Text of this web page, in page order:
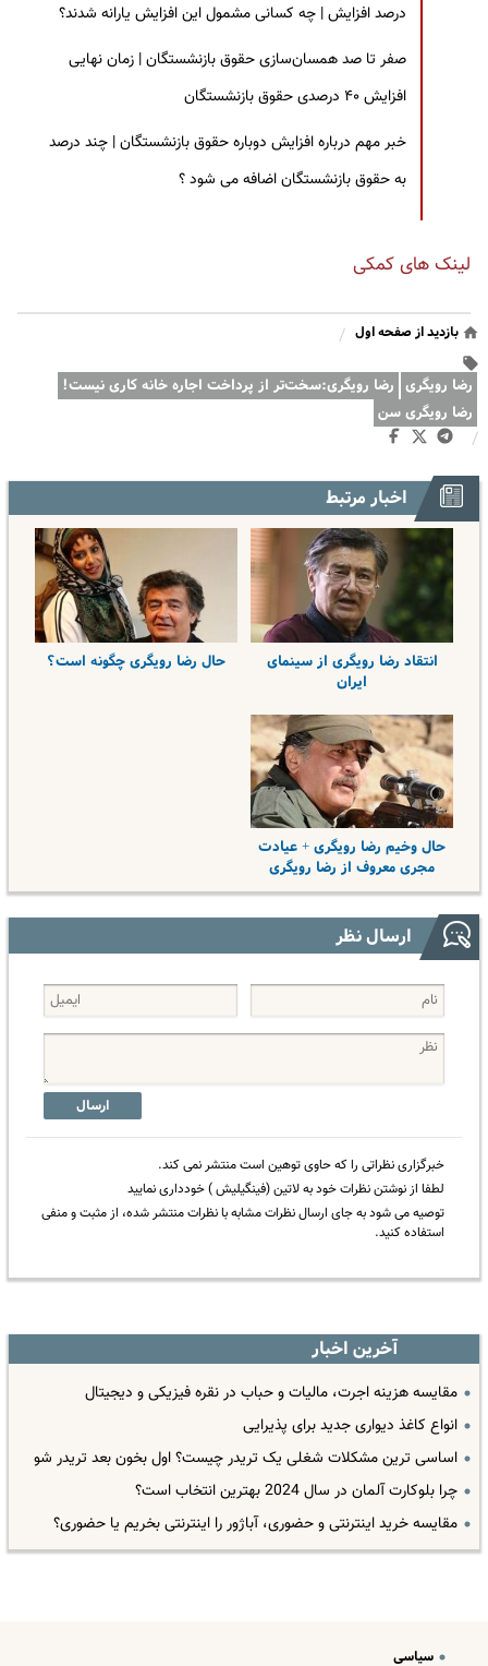
درصد افزایش | چه کسانی مشمول این افزایش یارانه شدند؟
صفر تا صد همسان‌سازی حقوق بازنشستگان | زمان نهایی
افزایش ۴۰ درصدی حقوق بازنشستگان
خبر مهم درباره افزایش دوباره حقوق بازنشستگان | چند درصد
به حقوق بازنشستگان اضافه می شود ؟
لینک های کمکی
بازدید از صفحه اول /
رضا رویگری رضا رویگری:سخت‌تر از پرداخت اجاره خانه کاری نیست!
رضا رویگری سن
/
اخبار مرتبط
انتقاد رضا رویگری از سینمای
ایران
حال رضا رویگری چگونه است؟
حال وخیم رضا رویگری + عیادت
مجری معروف از رضا رویگری
ارسال نظر
ارسال
خبرگزاری نظراتی را که حاوی توهین است منتشر نمی کند.
لطفا از نوشتن نظرات خود به لاتین (فینگیلیش ) خودداری نمایید
توصیه می شود به جای ارسال نظرات مشابه با نظرات منتشر شده، از مثبت و منفی
استفاده کنید.
آخرین اخبار
مقایسه هزینه اجرت، مالیات و حباب در نقره فیزیکی و دیجیتال
انواع کاغذ دیواری جدید برای پذیرایی
اساسی ترین مشکلات شغلی یک تریدر چیست؟ اول بخون بعد تریدر شو
چرا بلوکارت آلمان در سال 2024 بهترین انتخاب است؟
مقایسه خرید اینترنتی و حضوری، آباژور را اینترنتی بخریم یا حضوری؟
سیاسی